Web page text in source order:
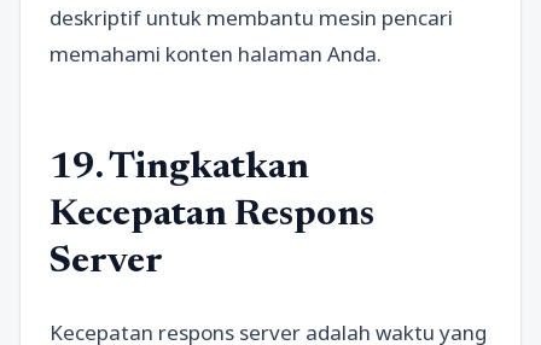
deskriptif untuk membantu mesin pencari
memahami konten halaman Anda.
19. Tingkatkan
Kecepatan Respons
Server
Kecepatan respons server adalah waktu yang